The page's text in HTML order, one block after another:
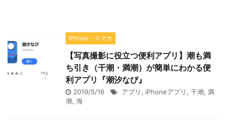
iPhone・スマホ
【写真撮影に役立つ便利アプリ】潮も満
ち引き（干潮・満潮）が簡単にわかる便
利アプリ『潮汐なび』
2019/5/16 アプリ , iPhoneアプリ , 干潮, 満
潮, 海